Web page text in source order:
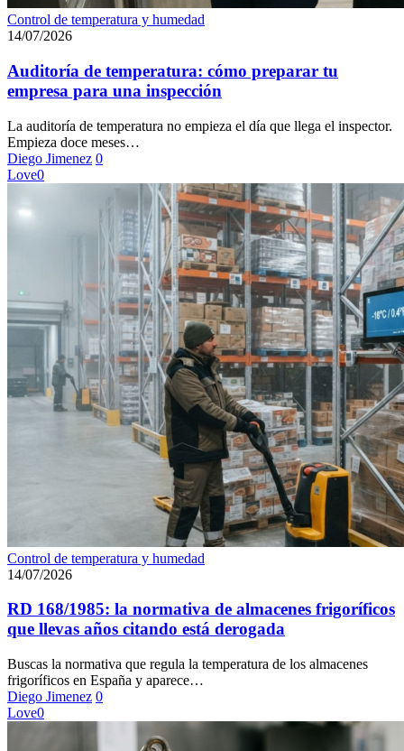
Auditoría
de
cómo
preparar
tu
para
una
inspección
Control de temperatura y humedad
14/07/2026
Auditoría de temperatura: cómo preparar tu
empresa para una inspección
La auditoría de temperatura no empieza el día que llega el inspector.
Empieza doce meses…
Diego Jimenez 0
Love0
RD
168/1985:
normativa
de
almacenes
que
llevas
años
citando
Control de temperatura y humedad
14/07/2026
RD 168/1985: la normativa de almacenes frigoríficos
que llevas años citando está derogada
Buscas la normativa que regula la temperatura de los almacenes
frigoríficos en España y aparece…
Diego Jimenez 0
Love0